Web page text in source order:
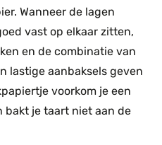
Wanneer de lagen
vast op elkaar zitten,
en de combinatie van
lastige aanbaksels geven
voorkom je een
bakt je taart niet aan de